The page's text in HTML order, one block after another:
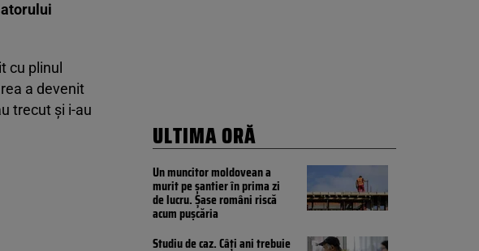
cu plinul
a devenit
trecut și i-au
ULTIMA ORĂ
Un muncitor moldovean a
murit pe șantier în prima zi
de lucru. Șase români riscă
acum pușcăria
Studiu de caz. Câți ani trebuie